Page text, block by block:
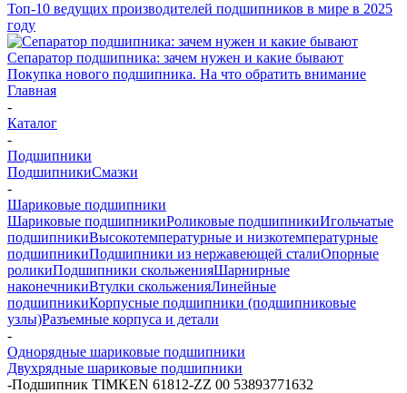
Топ-10 ведущих производителей подшипников в мире в 2025
году
Сепаратор подшипника: зачем нужен и какие бывают
Покупка нового подшипника. На что обратить внимание
Главная
-
Каталог
-
Подшипники
ПодшипникиСмазки
-
Шариковые подшипники
Шариковые подшипникиРоликовые подшипникиИгольчатые
подшипникиВысокотемпературные и низкотемпературные
подшипникиПодшипники из нержавеющей сталиОпорные
роликиПодшипники скольженияШарнирные
наконечникиВтулки скольженияЛинейные
подшипникиКорпусные подшипники (подшипниковые
узлы)Разъемные корпуса и детали
-
Однорядные шариковые подшипники
Двухрядные шариковые подшипники
-Подшипник TIMKEN 61812-ZZ 00 53893771632